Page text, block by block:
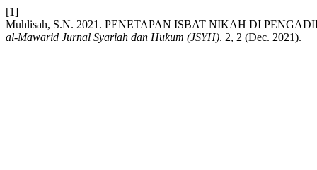
[1]
Muhlisah, S.N. 2021. PENETAPAN ISBAT NIKAH DI
al-Mawarid Jurnal Syariah dan Hukum (JSYH). 2, 2 (Dec. 2021).